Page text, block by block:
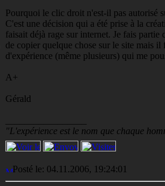
Pourquoi le clic droit n'est-il pas autorisé
C'est une décision qui a été prise à la
faisait déjà rage sur internet. Je fais
de copier quelque chose sur le site mais
d'expérience (même plusieurs) qui me
A+
Gérald
"L'expérience est le nom que chaque
Posté le: 04.11.2006, 19:24:01